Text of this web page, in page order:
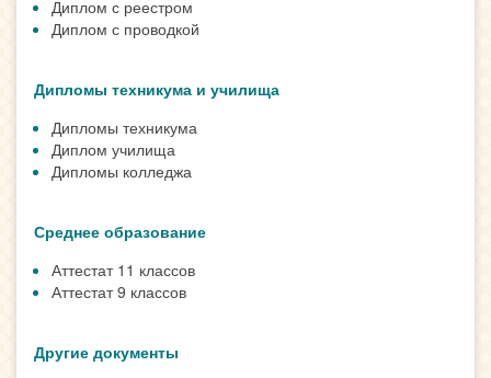
Диплом с реестром
Диплом с проводкой
Дипломы техникума и училища
Дипломы техникума
Диплом училища
Дипломы колледжа
Среднее образование
Аттестат 11 классов
Аттестат 9 классов
Другие документы